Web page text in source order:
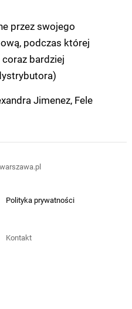
przez swojego
podczas której
bardziej
Jimenez, Fele
Polityka prywatności
Kontakt